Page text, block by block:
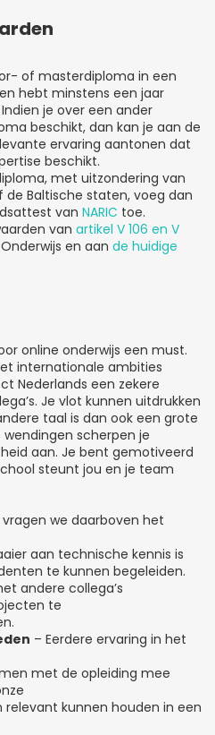
of masterdiploma in een
hebt minstens een jaar
je over een ander
beschikt, dan kan je aan de
ervaring aantonen dat
beschikt.
met uitzondering van
de Baltische staten, voeg dan
van NARIC toe.
van artikel V 106 en V
en aan de huidige
online onderwijs een must.
internationale ambities
Nederlands een zekere
Je vlot kunnen uitdrukken
taal is dan ook een grote
scherpen je
aan. Je bent gemotiveerd
steunt jou en je team
we daarboven het
aan technische kennis is
te kunnen begeleiden.
andere collega’s
te
– Eerdere ervaring in het
met de opleiding mee
kunnen houden in een